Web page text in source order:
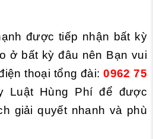
được tiếp nhận bất kỳ
ở bất kỳ đâu nên Bạn vui
thoại tổng đài: 0962 75
Luật Hùng Phí để được
giải quyết nhanh và phù